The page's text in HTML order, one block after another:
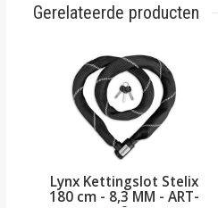
Gerelateerde producten
Stelix
MM - ART-
Lynx
100 cm 9 mm -